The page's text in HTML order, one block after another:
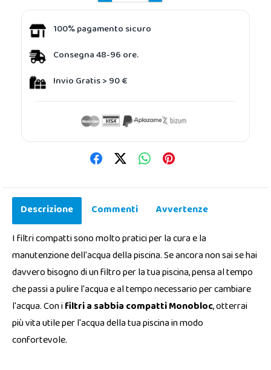
100% pagamento sicuro
Consegna 48-96 ore.
Invio Gratis > 90 €
Descrizione Commenti
Avvertenze
I filtri compatti sono molto pratici per la cura e la
manutenzione dell'acqua della piscina. Se ancora non sai se hai
davvero bisogno di un filtro per la tua piscina, pensa al tempo
che passi a pulire l'acqua e al tempo necessario per cambiare
l'acqua. Con ifiltri a sabbia compatti Monobloc, otterrai
più vita utile per l'acqua della tua piscina in modo
confortevole.